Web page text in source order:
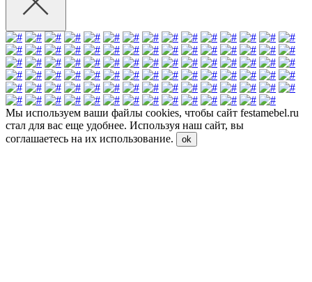
Мы используем ваши файлы cookies, чтобы сайт festamebel.ru
стал для вас еще удобнее. Используя наш сайт, вы
соглашаетесь на их использование.